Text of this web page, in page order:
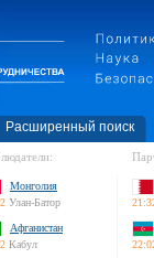
Расширенный поиск
Монголия
Улан-Батор
Афганистан
Кабул